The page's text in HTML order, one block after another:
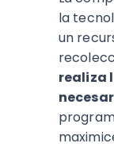
la
un
realiza